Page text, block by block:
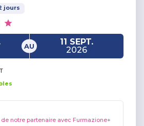
jours
AU
11 SEPT.
2026
s
notre partenaire avec Furmazione+